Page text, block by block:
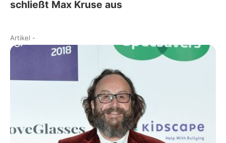
schließt Max Kruse aus
Artikel -